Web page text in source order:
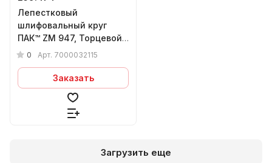
Лепестковый
шлифовальный круг
ПАК™ ZM 947, Торцевой,
Конический, (арт.3М
0 Арт. 7000032115
Заказать
Загрузить еще